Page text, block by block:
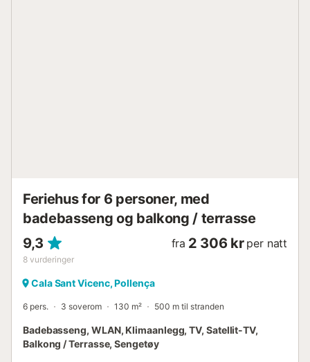
Feriehus for 6 personer, med
badebasseng og balkong / terrasse
9,3
8 vurderinger
fra 2 306 kr per natt
Cala Sant Vicenc, Pollença
6 pers. 3 soverom 130 m² 500 m til stranden
Badebasseng, WLAN, Klimaanlegg, TV, Satellit-TV,
Balkong / Terrasse, Sengetøy